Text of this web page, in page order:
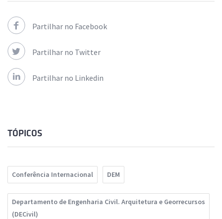
Partilhar no Facebook
Partilhar no Twitter
Partilhar no Linkedin
TÓPICOS
Conferência Internacional DEM
Departamento de Engenharia Civil. Arquitetura e Georrecursos
(DECivil)